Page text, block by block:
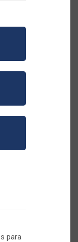
para